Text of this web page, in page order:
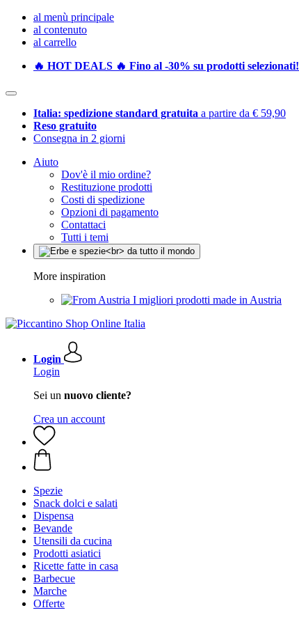
al menù principale
al contenuto
al carrello
🔥 HOT DEALS 🔥 Fino al -30% su prodotti selezionati!
Italia: spedizione standard gratuita a partire da € 59,90
Reso gratuito
Consegna in 2 giorni
Aiuto
Dov'è il mio ordine?
Restituzione prodotti
Costi di spedizione
Opzioni di pagamento
Contattaci
Tutti i temi
More inspiration
I migliori prodotti made in Austria
Login
Login
Sei un nuovo cliente?
Crea un account
Spezie
Snack dolci e salati
Dispensa
Bevande
Utensili da cucina
Prodotti asiatici
Ricette fatte in casa
Barbecue
Marche
Offerte